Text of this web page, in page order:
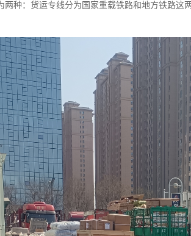
两种：货运专线分为国家重载铁路和地方铁路